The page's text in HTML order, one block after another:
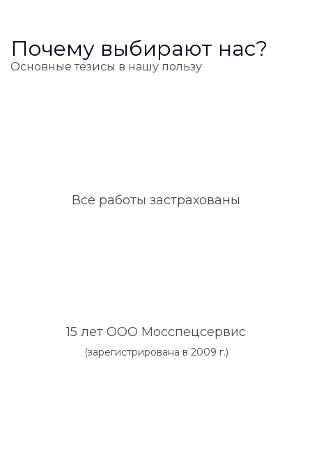
Почему выбирают нас?
Основные тезисы в нашу пользу
Все работы застрахованы
15 лет ООО Мосспецсервис
(зарегистрирована в 2009 г.)